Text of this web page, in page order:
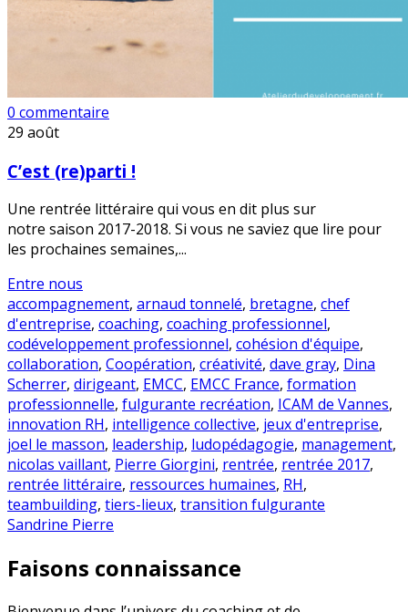
0 commentaire
29 août
C’est (re)parti !
Une rentrée littéraire qui vous en dit plus sur
notre saison 2017-2018. Si vous ne saviez que lire pour
les prochaines semaines,...
Entre nous
accompagnement, arnaud tonnelé, bretagne, chef
d'entreprise, coaching, coaching professionnel,
codéveloppement professionnel, cohésion d'équipe,
collaboration, Coopération, créativité, dave gray, Dina
Scherrer, dirigeant, EMCC, EMCC France, formation
professionnelle, fulgurante recréation, ICAM de Vannes,
innovation RH, intelligence collective, jeux d'entreprise,
joel le masson, leadership, ludopédagogie, management,
nicolas vaillant, Pierre Giorgini, rentrée, rentrée 2017,
rentrée littéraire, ressources humaines, RH,
teambuilding, tiers-lieux, transition fulgurante
Sandrine Pierre
Faisons connaissance